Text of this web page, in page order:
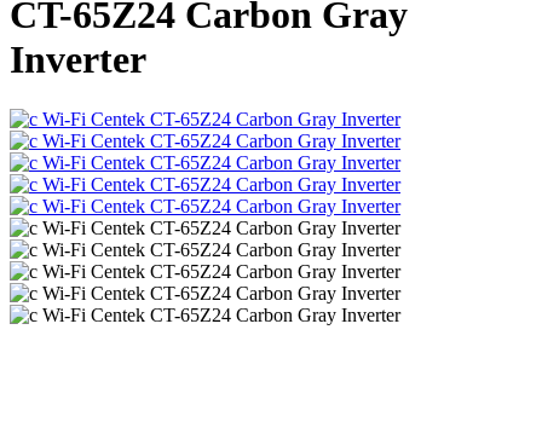
CT-65Z24 Carbon Gray
Inverter